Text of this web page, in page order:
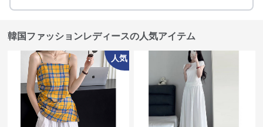
韓国ファッションレディースの人気アイテム
人気